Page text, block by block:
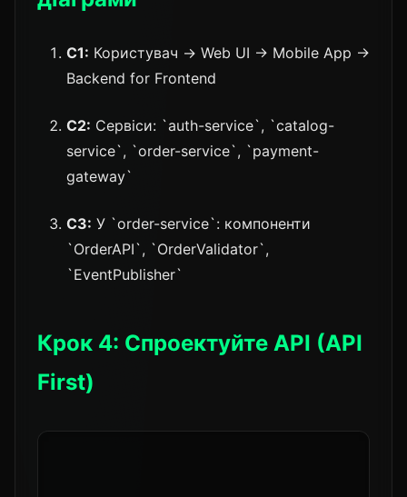
C1: Користувач → Web UI → Mobile App →
Backend for Frontend
C2: Сервіси: `auth-service`, `catalog-
service`, `order-service`, `payment-
gateway`
C3: У `order-service`: компоненти
`OrderAPI`, `OrderValidator`,
`EventPublisher`
Крок 4: Спроектуйте API (API
First)